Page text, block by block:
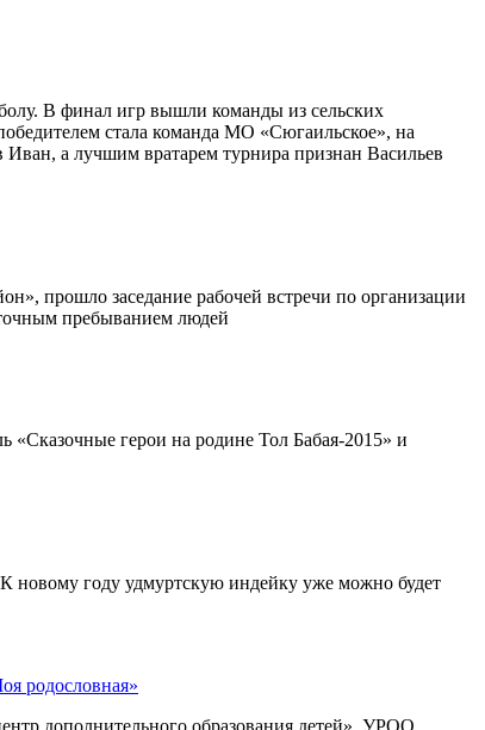
В финал игр вышли команды из сельских
стала команда МО «Сюгаильское», на
а лучшим вратарем турнира признан Васильев
прошло заседание рабочей встречи по организации
пребыванием людей
«Сказочные герои на родине Тол Бабая-2015» и
новому году удмуртскую индейку уже можно будет
родословная»
дополнительного образования детей», УРОО